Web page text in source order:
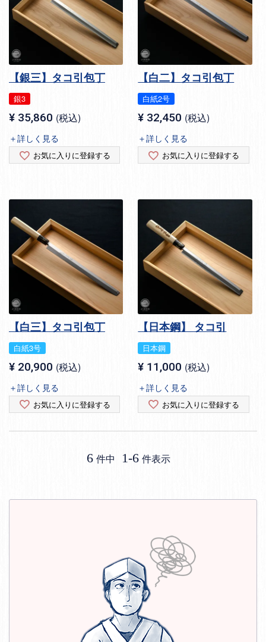
【銀三】タコ引包丁
銀3
¥ 35,860 税込
＋詳しく見る
お気に入りに登録する
【白二】タコ引包丁
白紙2号
¥ 32,450 税込
＋詳しく見る
お気に入りに登録する
【白三】タコ引包丁
白紙3号
¥ 20,900 税込
＋詳しく見る
お気に入りに登録する
【日本鋼】 タコ引
日本鋼
¥ 11,000 税込
＋詳しく見る
お気に入りに登録する
6 件中 1-6 件表示